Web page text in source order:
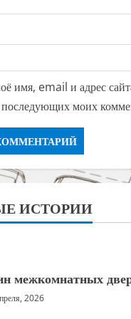
имя, email и адрес
последующих моих
ИСТОРИИ
межкомнатных
2026